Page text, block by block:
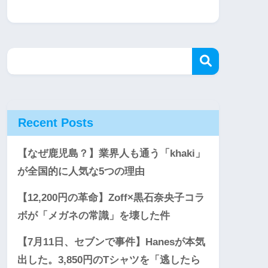
Recent Posts
【なぜ鹿児島？】業界人も通う「khaki」
が全国的に人気な5つの理由
【12,200円の革命】Zoff×黒石奈央子コラ
ボが「メガネの常識」を壊した件
【7月11日、セブンで事件】Hanesが本気
出した。3,850円のTシャツを「逃したら